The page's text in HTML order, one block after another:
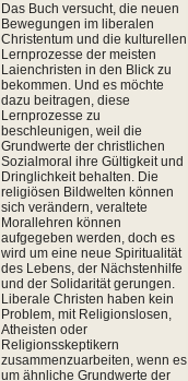
Das Buch versucht, die neuen
Bewegungen im liberalen
Christentum und die kulturellen
Lernprozesse der meisten
Laienchristen in den Blick zu
bekommen. Und es möchte
dazu beitragen, diese
Lernprozesse zu
beschleunigen, weil die
Grundwerte der christlichen
Sozialmoral ihre Gültigkeit und
Dringlichkeit behalten. Die
religiösen Bildwelten können
sich verändern, veraltete
Morallehren können
aufgegeben werden, doch es
wird um eine neue Spiritualität
des Lebens, der Nächstenhilfe
und der Solidarität gerungen.
Liberale Christen haben kein
Problem, mit Religionslosen,
Atheisten oder
Religionsskeptikern
zusammenzuarbeiten, wenn es
um ähnliche Grundwerte der